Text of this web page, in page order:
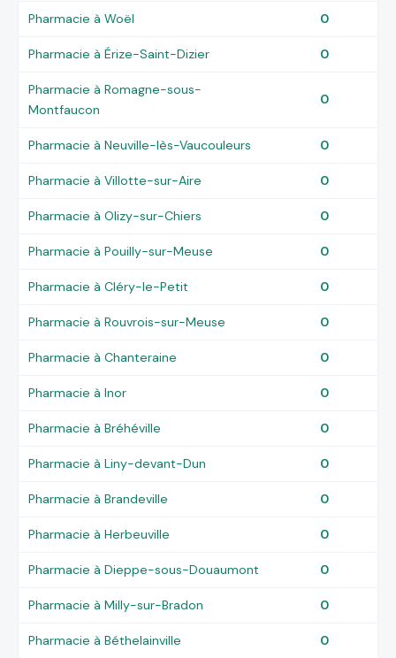
Pharmacie à Woël 0
Pharmacie à Érize-Saint-Dizier 0
Pharmacie à Romagne-sous-
Montfaucon
0
Pharmacie à Neuville-lès-Vaucouleurs 0
Pharmacie à Villotte-sur-Aire 0
Pharmacie à Olizy-sur-Chiers 0
Pharmacie à Pouilly-sur-Meuse 0
Pharmacie à Cléry-le-Petit 0
Pharmacie à Rouvrois-sur-Meuse 0
Pharmacie à Chanteraine 0
Pharmacie à Inor 0
Pharmacie à Bréhéville 0
Pharmacie à Liny-devant-Dun 0
Pharmacie à Brandeville 0
Pharmacie à Herbeuville 0
Pharmacie à Dieppe-sous-Douaumont 0
Pharmacie à Milly-sur-Bradon 0
Pharmacie à Béthelainville 0